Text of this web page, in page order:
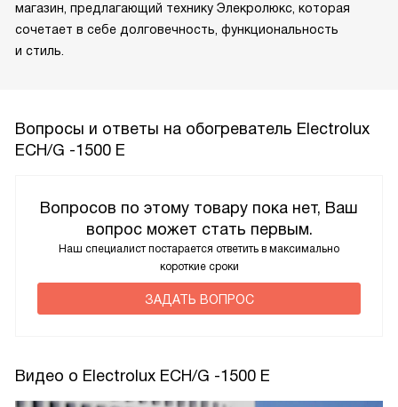
магазин, предлагающий технику Элекролюкс, которая
сочетает в себе долговечность, функциональность
и стиль.
Вопросы и ответы на обогреватель Electrolux
ECH/G -1500 E
Вопросов по этому товару пока нет, Ваш
вопрос может стать первым.
Наш специалист постарается ответить в максимально
короткие сроки
ЗАДАТЬ ВОПРОС
Видео о Electrolux ECH/G -1500 E